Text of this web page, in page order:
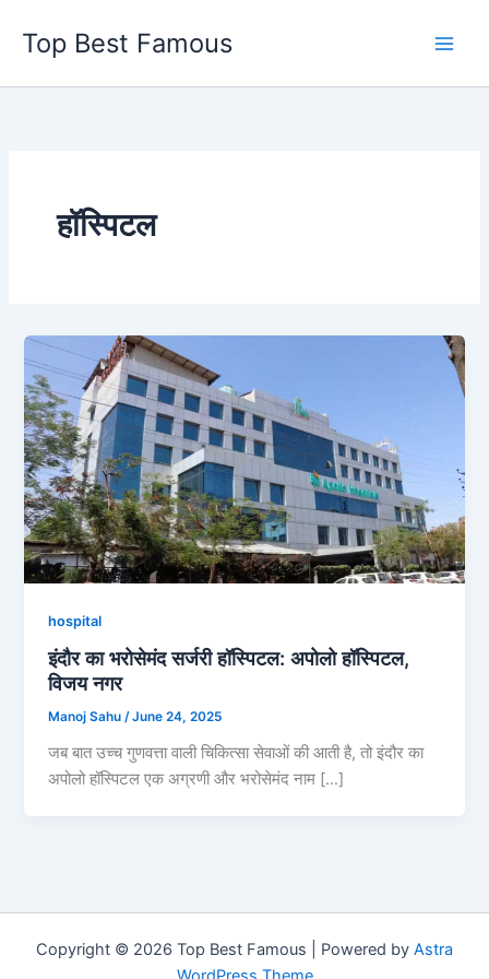
content
Top Best Famous
हॉस्पिटल
hospital
इंदौर का भरोसेमंद सर्जरी हॉस्पिटल: अपोलो हॉस्पिटल,
विजय नगर
Manoj Sahu/June 24, 2025
जब बात उच्च गुणवत्ता वाली चिकित्सा सेवाओं की आती है, तो इंदौर का
अपोलो हॉस्पिटल एक अग्रणी और भरोसेमंद नाम […]
Copyright © 2026 Top Best Famous | Powered by Astra